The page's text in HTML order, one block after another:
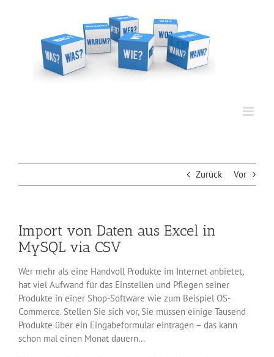
Zurück Vor
Import von Daten aus Excel in
MySQL via CSV
Wer mehr als eine Handvoll Produkte im Internet anbietet,
hat viel Aufwand für das Einstellen und Pflegen seiner
Produkte in einer Shop-Software wie zum Beispiel OS-
Commerce. Stellen Sie sich vor, Sie müssen einige Tausend
Produkte über ein Eingabeformular eintragen – das kann
schon mal einen Monat dauern…